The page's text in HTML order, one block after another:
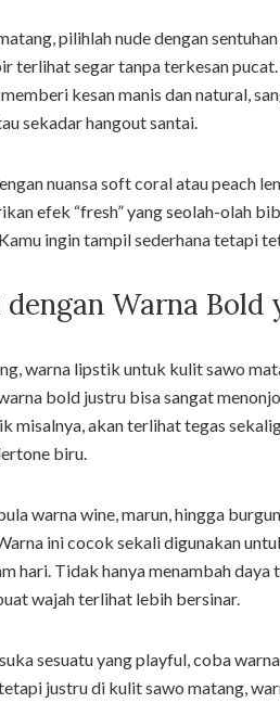
pilihlah nude dengan
terlihat segar tanpa terkesan
kesan manis dan natural,
sekadar hangout santai.
nuansa soft coral atau peach
efek “fresh” yang seolah-olah
ingin tampil sederhana tetapi
Warna Bold
warna lipstik untuk kulit sawo
bold justru bisa sangat
misalnya, akan terlihat tegas
biru.
warna wine, marun, hingga
ini cocok sekali digunakan
hari. Tidak hanya menambah
wajah terlihat lebih bersinar.
sesuatu yang playful, coba
justru di kulit sawo matang,